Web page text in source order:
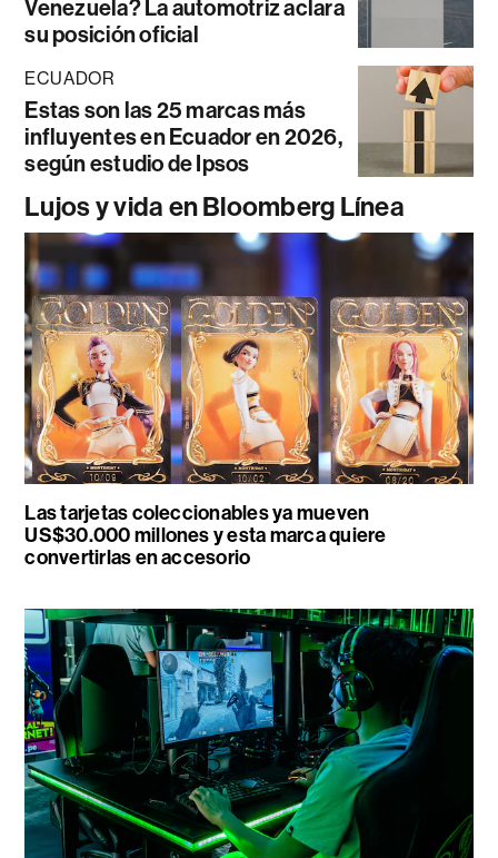
Venezuela? La automotriz aclara
su posición oficial
ECUADOR
Estas son las 25 marcas más
influyentes en Ecuador en 2026,
según estudio de Ipsos
Lujos y vida en Bloomberg Línea
Las tarjetas coleccionables ya mueven
US$30.000 millones y esta marca quiere
convertirlas en accesorio